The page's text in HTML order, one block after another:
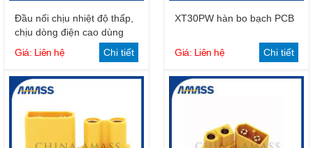
Đầu nối chịu nhiệt độ thấp,
chịu dòng điện cao dùng
cho mô hình máy bay
Giá: Liên hệ Chi tiết
XT30PW hàn bo bạch PCB
Giá: Liên hệ Chi tiết